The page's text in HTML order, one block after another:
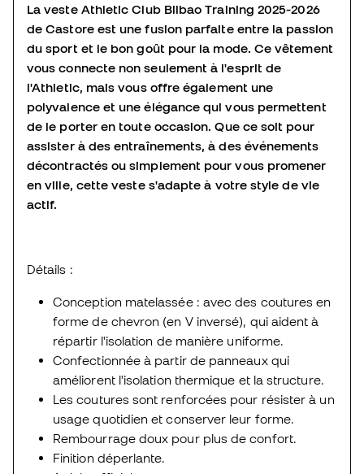
La veste Athletic Club Bilbao Training 2025-2026
de Castore est une fusion parfaite entre la passion
du sport et le bon goût pour la mode. Ce vêtement
vous connecte non seulement à l'esprit de
l'Athletic, mais vous offre également une
polyvalence et une élégance qui vous permettent
de le porter en toute occasion. Que ce soit pour
assister à des entraînements, à des événements
décontractés ou simplement pour vous promener
en ville, cette veste s'adapte à votre style de vie
actif.
Détails :
Conception matelassée : avec des coutures en
forme de chevron (en V inversé), qui aident à
répartir l'isolation de manière uniforme.
Confectionnée à partir de panneaux qui
améliorent l'isolation thermique et la structure.
Les coutures sont renforcées pour résister à un
usage quotidien et conserver leur forme.
Rembourrage doux pour plus de confort.
Finition déperlante.